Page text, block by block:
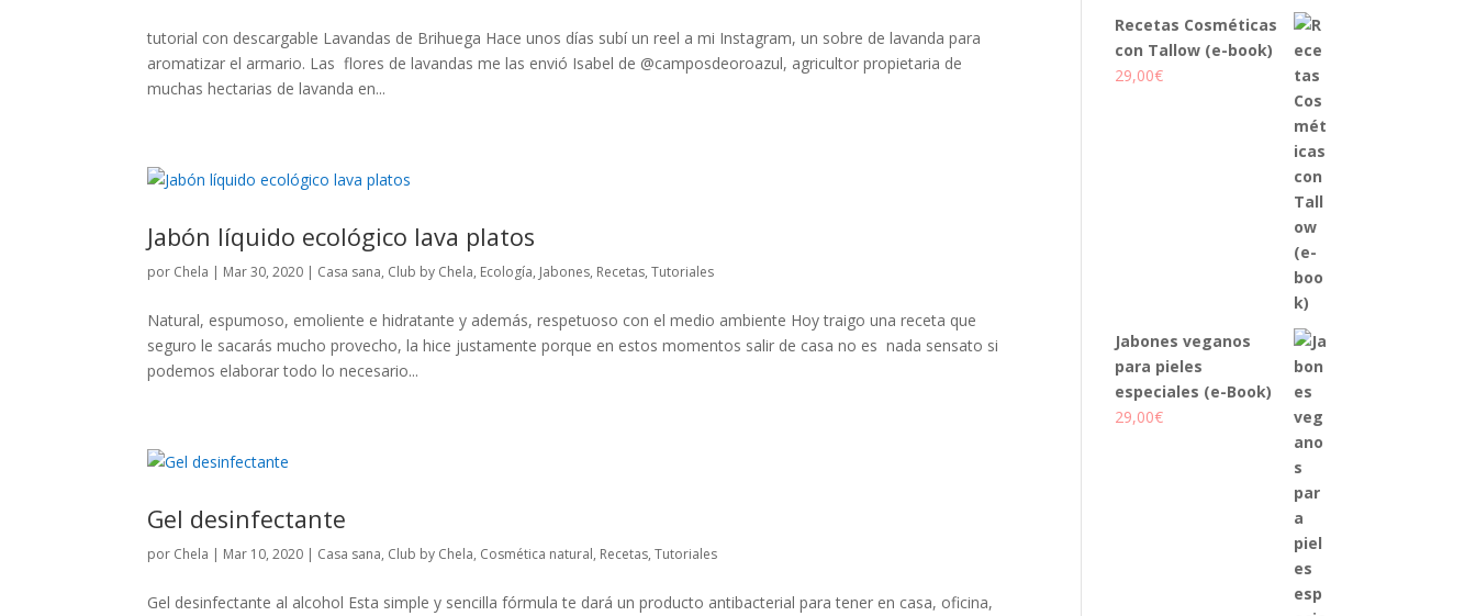
tutorial con descargable Lavandas de Brihuega Hace unos días subí un reel a mi Instagram, un sobre de lavanda para
aromatizar el armario. Las flores de lavandas me las envió Isabel de @camposdeoroazul, agricultor propietaria de
muchas hectarias de lavanda en...
Jabón líquido ecológico lava platos
por Chela | Mar 30, 2020 | Casa sana, Club by Chela, Ecología, Jabones, Recetas,Tutoriales
Natural, espumoso, emoliente e hidratante y además, respetuoso con el medio ambiente Hoy traigo una receta que
seguro le sacarás mucho provecho, la hice justamente porque en estos momentos salir de casa no es nada sensato si
podemos elaborar todo lo necesario...
Gel desinfectante
por Chela | Mar 10, 2020 | Casa sana, Club by Chela, Cosmética natural, Recetas,Tutoriales
Gel desinfectante al alcohol Esta simple y sencilla fórmula te dará un producto antibacterial para tener en casa, oficina,
Recetas Cosméticas
con Tallow (e-book)
29,00€
Jabones veganos
para pieles
especiales (e-Book)
29,00€